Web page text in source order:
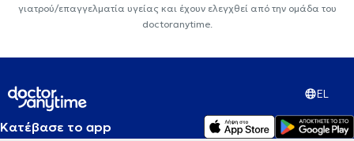
γιατρού/επαγγελματία υγείας και έχουν ελεγχθεί από την ομάδα του
doctoranytime.
EL
Κατέβασε το app